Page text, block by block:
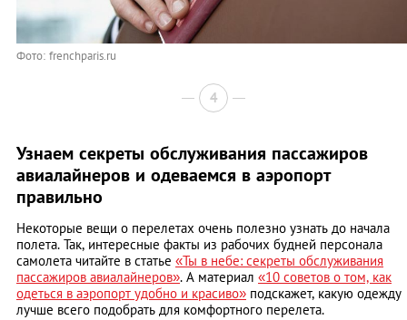
Фото: frenchparis.ru
4
Узнаем секреты обслуживания пассажиров
авиалайнеров и одеваемся в аэропорт
правильно
Некоторые вещи о перелетах очень полезно узнать до начала
полета. Так, интересные факты из рабочих будней персонала
самолета читайте в статье «Ты в небе: секреты обслуживания
пассажиров авиалайнеров». А материал «10 советов о том, как
одеться в аэропорт удобно и красиво» подскажет, какую одежду
лучше всего подобрать для комфортного перелета.